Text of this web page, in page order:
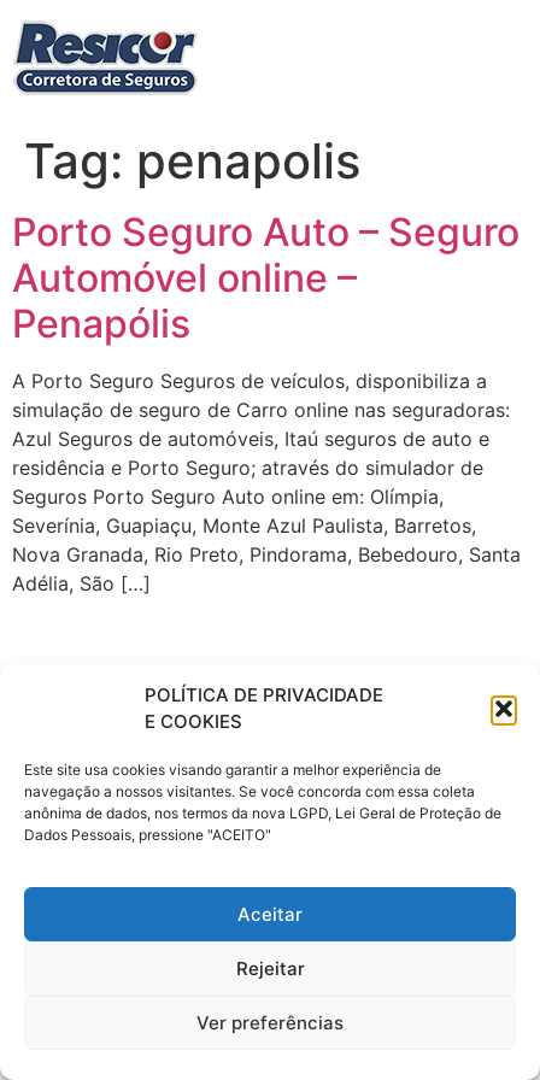
POLÍTICA DE PRIVACIDADE
E COOKIES
Este site usa cookies visando garantir a melhor experiência de
navegação a nossos visitantes. Se você concorda com essa coleta
anônima de dados, nos termos da nova LGPD, Lei Geral de Proteção de
Dados Pessoais, pressione "ACEITO"
Aceitar
Rejeitar
Ver preferências
para
conteúdo
Tag: penapolis
Porto Seguro Auto – Seguro
Automóvel online –
Penapólis
A Porto Seguro Seguros de veículos, disponibiliza a
simulação de seguro de Carro online nas seguradoras:
Azul Seguros de automóveis, Itaú seguros de auto e
residência e Porto Seguro; através do simulador de
Seguros Porto Seguro Auto online em: Olímpia,
Severínia, Guapiaçu, Monte Azul Paulista, Barretos,
Nova Granada, Rio Preto, Pindorama, Bebedouro, Santa
Adélia, São […]